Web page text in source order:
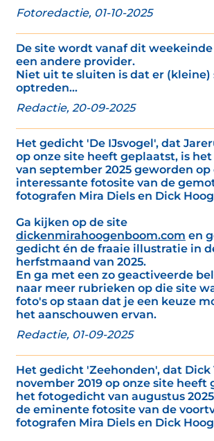
Fotoredactie, 01-10-2025
De site wordt vanaf dit
een andere provider.
Niet uit te sluiten is dat er (kleine)
optreden...
Redactie, 20-09-2025
Het gedicht 'De IJsvogel', dat
op onze site heeft geplaatst, is
van september 2025 geworden op
interessante fotosite van de
fotografen Mira Diels en Dick
Ga kijken op de site
dickenmirahoogenboom.com en
gedicht én de fraaie illustratie in
herfstmaand van 2025.
En ga met een zo geactiveerde
naar meer rubrieken op die site
foto's op staan dat je een keuze
het aanschouwen ervan.
Redactie, 01-09-2025
Het gedicht 'Zeehonden', dat Dick
november 2019 op onze site heeft
het fotogedicht van augustus
de eminente fotosite van de
fotografen Mira Diels en Dick